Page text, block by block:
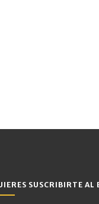
SUSCRIBIRTE AL